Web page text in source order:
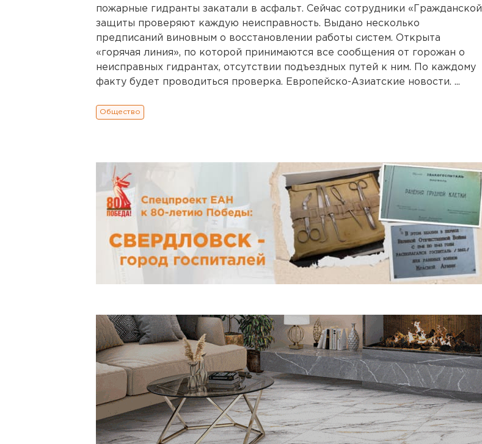
пожарные гидранты закатали в асфальт. Сейчас сотрудники «Гражданской
защиты проверяют каждую неисправность. Выдано несколько
предписаний виновным о восстановлении работы систем. Открыта
«горячая линия», по которой принимаются все сообщения от горожан о
неисправных гидрантах, отсутствии подъездных путей к ним. По каждому
факту будет проводиться проверка. Европейско-Азиатские новости. ...
Общество